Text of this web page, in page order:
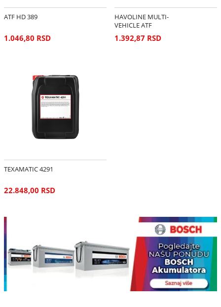
ATF HD 389
1.046,80 RSD
HAVOLINE MULTI-
VEHICLE ATF
1.392,87 RSD
TEXAMATIC 4291
22.848,00 RSD